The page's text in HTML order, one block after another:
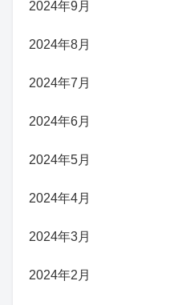
2024年9月
2024年8月
2024年7月
2024年6月
2024年5月
2024年4月
2024年3月
2024年2月